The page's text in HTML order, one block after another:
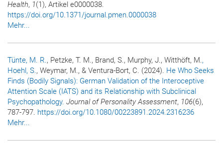
Health, 1(1), Artikel e0000038.
https://doi.org/10.1371/journal.pmen.0000038
Mehr...
Tünte, M. R., Petzke, T. M., Brand, S., Murphy, J., Witthöft, M.,
Hoehl, S., Weymar, M., & Ventura-Bort, C. (2024). He Who Seeks
Finds (Bodily Signals): German Validation of the Interoceptive
Attention Scale (IATS) and its Relationship with Subclinical
Psychopathology. Journal of Personality Assessment, 106(6),
787-797. https://doi.org/10.1080/00223891.2024.2316236
Mehr...